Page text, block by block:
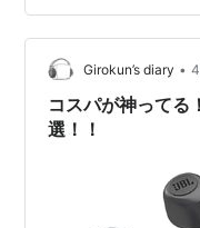
め SNSやってます
Girokun’s diary •
コスパが神ってる
選！！